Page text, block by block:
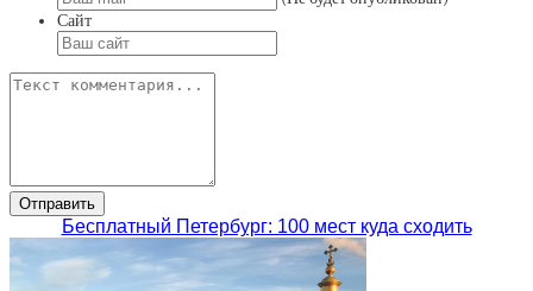
Сайт
Бесплатный Петербург: 100 мест куда сходить